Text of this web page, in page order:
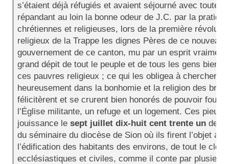
s’étaient déjà réfugiés et avaient séjourné avec toutes
répandant au loin la bonne odeur de J.C. par la
chrétiennes et religieuses, lors de la première
religieux de la Trappe les dignes Pères de ce nouveau
gouvernement de ce canton, mu par un esprit
grand dépit de tout le peuple et de tous les gens bien
ces pauvres religieux ; ce qui les obligea à chercher
heureusement dans la bonhomie et la religion des
félicitèrent et se crurent bien honorés de pouvoir
l’Église militante, un refuge et un logement. Ces pieux
jouissance le sept juillet dix-huit cent trente un de
du séminaire du diocèse de Sion où ils firent l’objet
l’édification des habitants des environs, de tout le
ecclésiastiques et civiles, comme il conte par